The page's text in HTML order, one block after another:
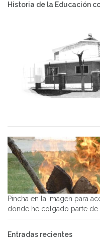
Historia de la Educación
Pincha en la imagen para
donde he colgado parte de
Entradas recientes